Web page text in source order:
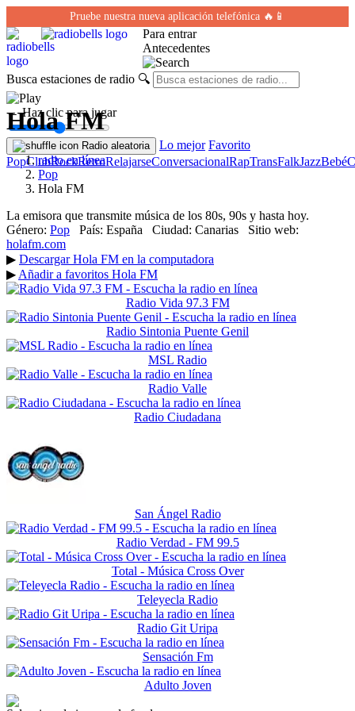
Pruebe nuestra nueva aplicación telefónica 🔥📱
Para entrar
Antecedentes
Busca estaciones de radio 🔍
← Haz clic para jugar
Radio aleatoria Lo mejor Favorito
PopClubRockRetroRelajarseConversacionalRapTransFalkJazzBebé
Hola FM
radio en línea
Pop
Hola FM
La emisora que transmite música de los 80s, 90s y hasta hoy.
Género: Pop País: España Ciudad: Canarias Sitio web:
holafm.com
▶ Descargar Hola FM en la computadora
▶ Añadir a favoritos Hola FM
Radio Vida 97.3 FM
Radio Sintonia Puente Genil
MSL Radio
Radio Valle
Radio Ciudadana
San Ángel Radio
Radio Verdad - FM 99.5
Total - Música Cross Over
Teleyecla Radio
Radio Git Uripa
Sensación Fm
Adulto Joven